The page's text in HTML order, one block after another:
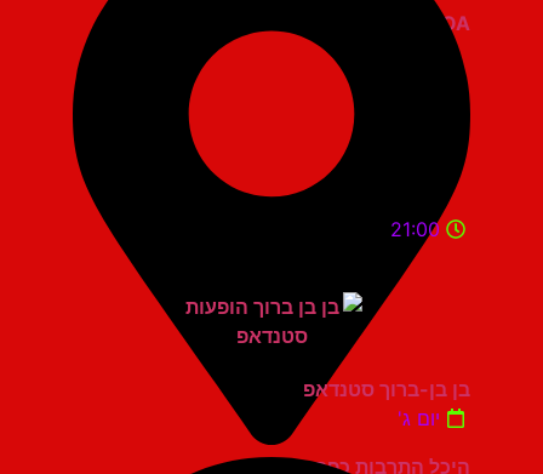
היכל התרבות כפר סבא
21:00
בן בן-ברוך סטנדאפ
יום ג'